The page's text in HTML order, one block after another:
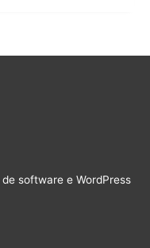
software e WordPress